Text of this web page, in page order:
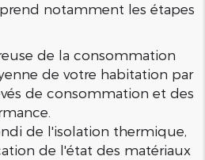
notamment les étapes
de la consommation
de votre habitation par
de consommation et des
de l'isolation thermique,
de l'état des matériaux